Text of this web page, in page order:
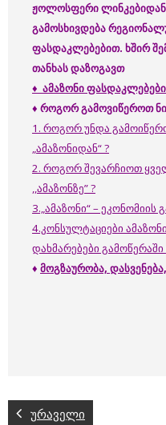
ჟოლოსფერი ლინკებიდან.
გამოსხივდება
ფასდაკლებებით. ხშირ
თანხას დაზოგავთ
♦ ამაზონი
♦ როგორგამოვიწეროთ
1. როგორ უნდა
„ამაზონიდან“ ?
2. როგორ შევარჩიოთ
,,ამაზონზე” ?
3.„ამაზონი“ – ეკონომიის
4.კონსულტაციები
დახმარებები
♦ მოგზაურობა,
ურაველი